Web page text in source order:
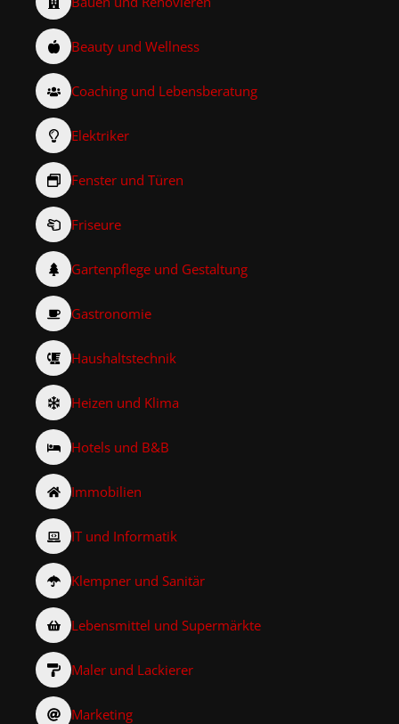
Beauty und Wellness
Coaching und Lebensberatung
Elektriker
Fenster und Türen
Friseure
Gartenpflege und Gestaltung
Gastronomie
Haushaltstechnik
Heizen und Klima
Hotels und B&B
Immobilien
IT und Informatik
Klempner und Sanitär
Lebensmittel und Supermärkte
Maler und Lackierer
Marketing